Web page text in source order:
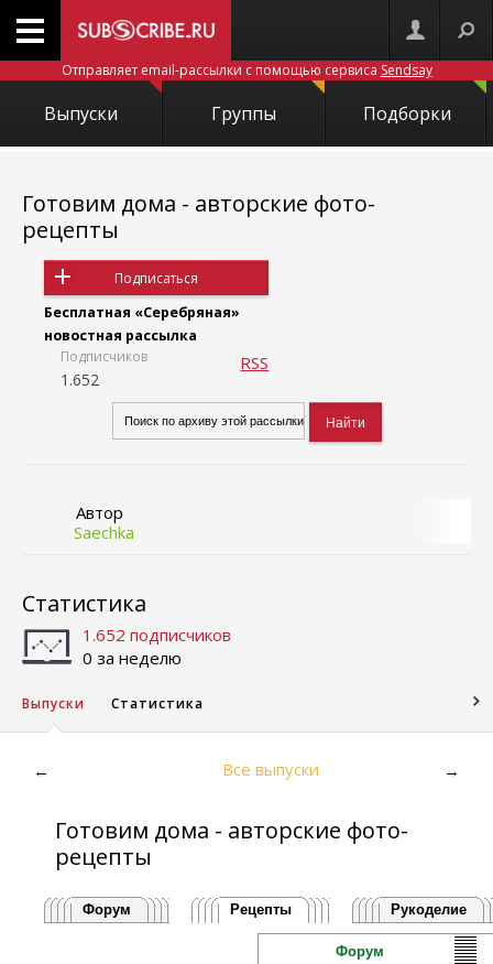
Отправляет email-рассылки с помощью сервиса Sendsay
Выпуски Группы Подборки
Готовим дома - авторские фото-
рецепты
Подписаться
Бесплатная «Серебряная»
новостная рассылка
Подписчиков
1.652
RSS
Автор
Saechka
Статистика
1.652 подписчиков
0 за неделю
Выпуски Статистика
← Все выпуски →
Готовим дома - авторские фото-
рецепты
Форум Рецепты Рукоделие
Форум